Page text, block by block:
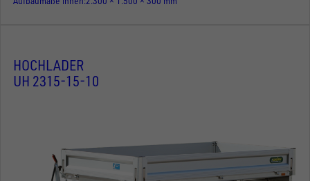
HOCHLADER
UH 2315-15-10